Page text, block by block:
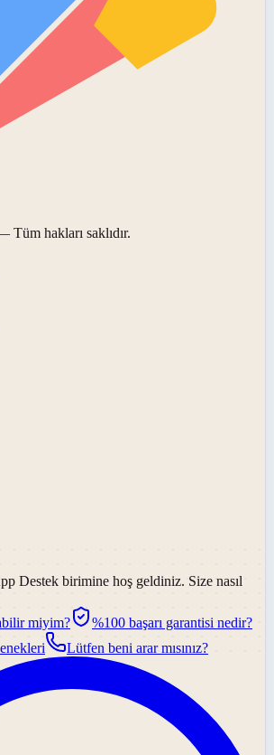
Tüm hakları saklıdır.
Destek birimine hoş geldiniz. Size nasıl
miyim?
%100 başarı garantisi nedir?
Lütfen beni arar mısınız?